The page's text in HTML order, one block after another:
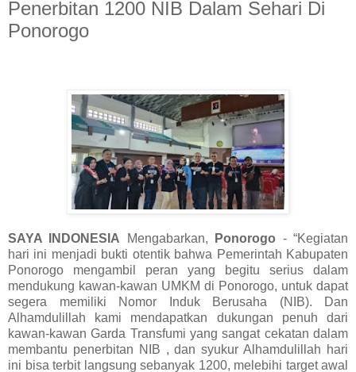
Penerbitan 1200 NIB Dalam Sehari Di
Ponorogo
SAYA INDONESIA Mengabarkan, Ponorogo - “Kegiatan
hari ini menjadi bukti otentik bahwa Pemerintah Kabupaten
Ponorogo mengambil peran yang begitu serius dalam
mendukung kawan-kawan UMKM di Ponorogo, untuk dapat
segera memiliki Nomor Induk Berusaha (NIB). Dan
Alhamdulillah kami mendapatkan dukungan penuh dari
kawan-kawan Garda Transfumi yang sangat cekatan dalam
membantu penerbitan NIB , dan syukur Alhamdulillah hari
ini bisa terbit langsung sebanyak 1200, melebihi target awal